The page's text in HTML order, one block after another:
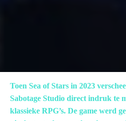
Toen Sea of Stars in 2023
Sabotage Studio direct indruk te
klassieke RPG’s. De game werd